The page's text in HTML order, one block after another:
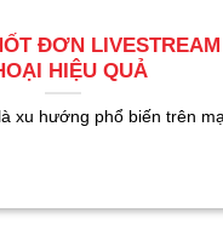
ĐƠN
HIỆU QUẢ
xu hướng phổ biến trên